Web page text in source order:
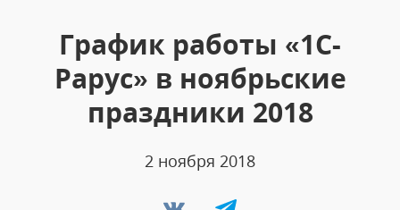
График работы «1С-
Рарус» в ноябрьские
праздники 2018
2 ноября 2018